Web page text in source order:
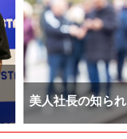
美人社長の知ら